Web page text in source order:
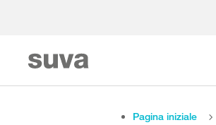
Pagina iniziale